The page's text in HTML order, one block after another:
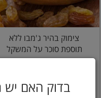
בדוק האם יש
צימוק בהיר ג'מבו ללא
תוספת סוכר על המשקל